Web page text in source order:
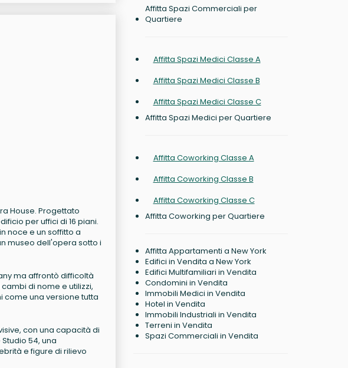
House. Progettato
per uffici di 16 piani.
noce e un soffitto a
museo dell'opera sotto i
ma affrontò difficoltà
di nome e utilizzi,
come una versione tutta
con una capacità di
54, una
e figure di rilievo
Affitta Spazi Commerciali per
Quartiere
Affitta Spazi Medici Classe A
Affitta Spazi Medici Classe B
Affitta Spazi Medici Classe C
Affitta Spazi Medici per Quartiere
Affitta Coworking Classe A
Affitta Coworking Classe B
Affitta Coworking Classe C
Affitta Coworking per Quartiere
Affitta Appartamenti a New York
Edifici in Vendita a New York
Edifici Multifamiliari in Vendita
Condomini in Vendita
Immobili Medici in Vendita
Hotel in Vendita
Immobili Industriali in Vendita
Terreni in Vendita
Spazi Commerciali in Vendita